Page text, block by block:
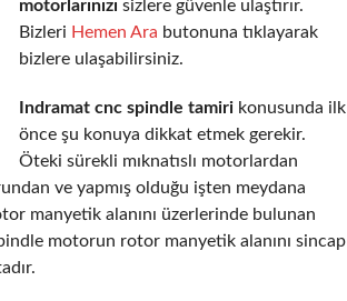
motorlarınızı sizlere güvenle ulaştırır.
Bizleri Hemen Ara butonuna tıklayarak
bizlere ulaşabilirsiniz.
Indramat cnc spindle tamiri konusunda ilk
önce şu konuya dikkat etmek gerekir.
Öteki sürekli mıknatıslı motorlardan
ve yapmış olduğu işten meydana
manyetik alanını üzerlerinde bulunan
motorun rotor manyetik alanını sincap